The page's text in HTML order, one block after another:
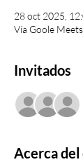
28 oct 2025,
Vía Goole Meets
Invitados
Acerca